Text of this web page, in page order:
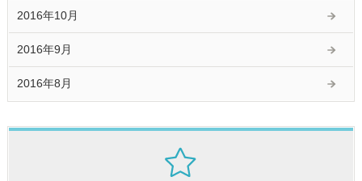
2016年10月
2016年9月
2016年8月